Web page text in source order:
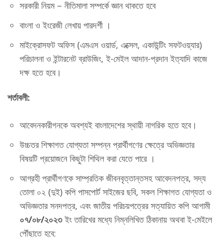
সরকারী নিয়ম – নীতিমালা সম্পর্কে জ্ঞান থাকতে হবে
বাংলা ও ইংরেজী লেখায় পারদর্শী ।
মাইক্রোসফট অফিস (এমএস ওয়ার্ড, এক্সেল, একাউন্টিং সফটওয়্যার)
পরিচালনা ও ইন্টারনেট ব্রাউজিং, ই-মেইল আদান-প্রদান ইত্যাদি কাজে
দক্ষ হতে হবে।
শর্তাবলী:
আবেদনকারীগনকে অবশ্যই বাংলাদেশের স্থায়ী নাগরিক হতে হবে।
উচ্চতর শিক্ষাগত যোগ্যতা সম্পন্ন প্রার্থীগণের ক্ষেত্রে অভিজ্ঞতার
বিষয়টি প্রয়োজনে কিছুটা শিথিল করা যেতে পারে ।
আগ্রহী প্রার্থীগণকে সাম্প্রতিক জীবনবৃত্তান্তসহ আবেদনপত্র, সদ্য
তোলা ০২ (দুই) কপি পাসপোর্ট সাইজের ছবি, সকল শিক্ষাগত যোগ্যতা ও
অভিজ্ঞতার সনদপত্র, এবং জাতীয় পরিচয়পত্রের সত্যায়িত কপি আগামী
০৭/০৮/২০২৩ইং তারিখের মধ্যে নিম্নলিখিত ঠিকানায় অথবা ই-মেইলে
পৌঁছাতে হবে: